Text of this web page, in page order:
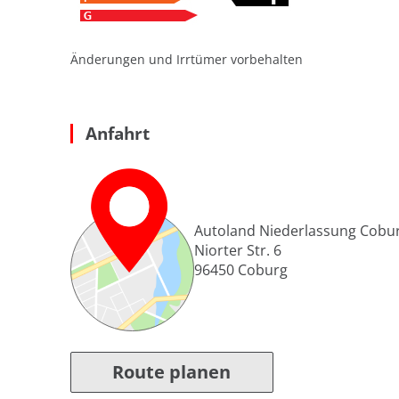
Änderungen und Irrtümer vorbehalten
Anfahrt
Autoland Niederlassung
Niorter Str. 6
96450 Coburg
Route planen